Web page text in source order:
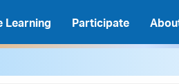
Learning Participate